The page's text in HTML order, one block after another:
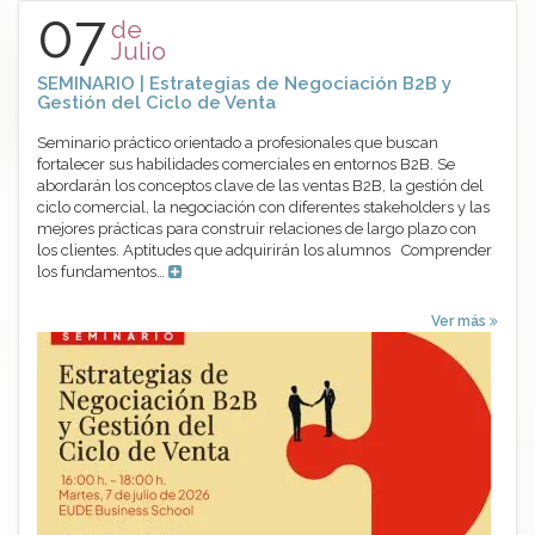
07de
Julio
SEMINARIO | Estrategias de Negociación B2B y
Gestión del Ciclo de Venta
Seminario práctico orientado a profesionales que buscan
fortalecer sus habilidades comerciales en entornos B2B. Se
abordarán los conceptos clave de las ventas B2B, la gestión del
ciclo comercial, la negociación con diferentes stakeholders y las
mejores prácticas para construir relaciones de largo plazo con
los clientes. Aptitudes que adquirirán los alumnos Comprender
los fundamentos…
Ver más